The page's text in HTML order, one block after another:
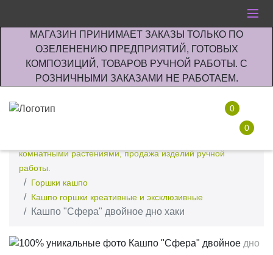
МАГАЗИН ПРИНИМАЕТ ЗАКАЗЫ ТОЛЬКО ПО
ОЗЕЛЕНЕНИЮ ПРЕДПРИЯТИЙ, ГОТОВЫХ
КОМПОЗИЦИЙ, ТОВАРОВ РУЧНОЙ РАБОТЫ. С
РОЗНИЧНЫМИ ЗАКАЗАМИ НЕ РАБОТАЕМ.
0
0
комнатными растениями, продажа изделий ручной
работы.
Горшки кашпо
Кашпо горшки креативные и эксклюзивные
Кашпо "Сфера" двойное дно хаки